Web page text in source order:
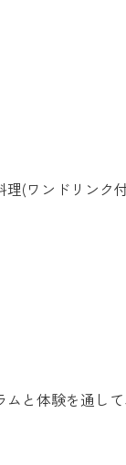
(ワンドリンク
と体験を通し